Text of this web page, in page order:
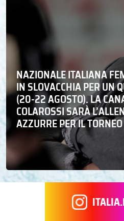
NAZIONALE ITALIANA
IN SLOVACCHIA PER UN
(20-22 AGOSTO). LA
COLAROSSI SARÀ
AZZURRE PER IL